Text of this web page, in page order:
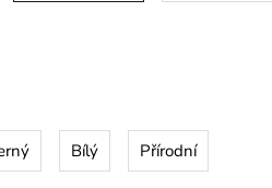
Bílý Přírodní